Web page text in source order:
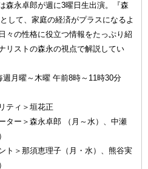
森永卓郎が週に3曜日生出演。『森
して、家庭の経済がプラスになるよ
々の性格に役立つ情報をたっぷり紹
リストの森永の視点で解説してい
週月曜～木曜 午前8時～11時30分
ティ＞垣花正
ター＞森永卓郎 （月～水）、中瀬
ト＞那須恵理子（月・水）、熊谷実